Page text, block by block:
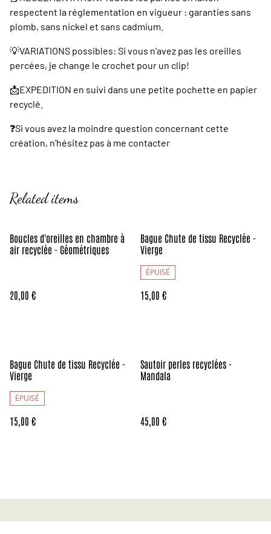
respectent la réglementation en vigueur : garanties sans
plomb, sans nickel et sans cadmium.
💡VARIATIONS possibles: Si vous n'avez pas les oreilles
percées, je change le crochet pour un clip!
📩EXPEDITION en suivi dans une petite pochette en papier
recyclé.
❓️Si vous avez la moindre question concernant cette
création, n'hésitez pas à me contacter
Related items
Boucles d'oreilles en chambre à
air recyclée - Géométriques
20,00 €
Bague Chute de tissu Recyclée -
Vierge
ÉPUISÉ
15,00 €
Bague Chute de tissu Recyclée -
Vierge
ÉPUISÉ
15,00 €
Sautoir perles recyclées -
Mandala
45,00 €